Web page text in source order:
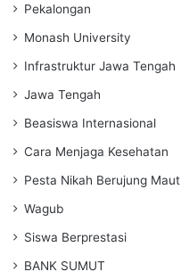
Pekalongan
Monash University
Infrastruktur Jawa Tengah
Jawa Tengah
Beasiswa Internasional
Cara Menjaga Kesehatan
Pesta Nikah Berujung Maut
Wagub
Siswa Berprestasi
BANK SUMUT